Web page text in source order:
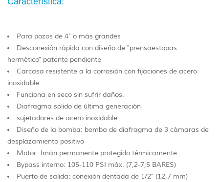
Para pozos de 4" o más grandes
Desconexión rápida con diseño de "prensaestopas
hermético" patente pendiente
Carcasa resistente a la corrosión con fijaciones de acero
inoxidable
Funciona en seco sin sufrir daños.
Diafragma sólido de última generación
sujetadores de acero inoxidable
Diseño de la bomba: bomba de diafragma de 3 cámaras de
desplazamiento positivo
Motor: Imán permanente protegido térmicamente
Bypass interno: 105-110 PSI máx. (7,2-7,5 BARES)
Puerto de salida: conexión dentada de 1/2" (12,7 mm)